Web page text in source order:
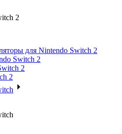
2
для Nintendo Switch 2
Switch 2
2
2